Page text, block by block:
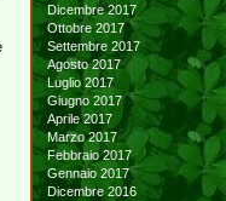
Dicembre 2017
Ottobre 2017
Settembre 2017
Agosto 2017
Luglio 2017
Giugno 2017
Aprile 2017
Marzo 2017
Febbraio 2017
Gennaio 2017
Dicembre 2016